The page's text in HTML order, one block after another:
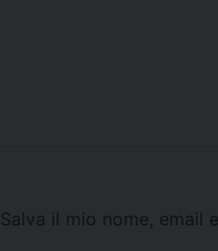
Salva il mio nome, email